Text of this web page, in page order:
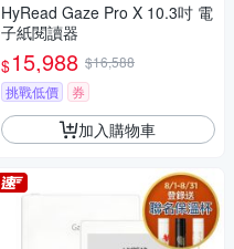
HyRead Gaze Pro X 10.3吋 電
子紙閱讀器
$15,988 $16,588
挑戰低價
券
加入購物車